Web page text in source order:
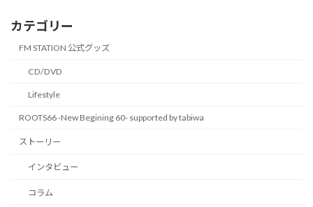
カテゴリー
FM STATION 公式グッズ
CD/DVD
Lifestyle
ROOTS66 -New Begining 60- supported by tabiwa
ストーリー
インタビュー
コラム